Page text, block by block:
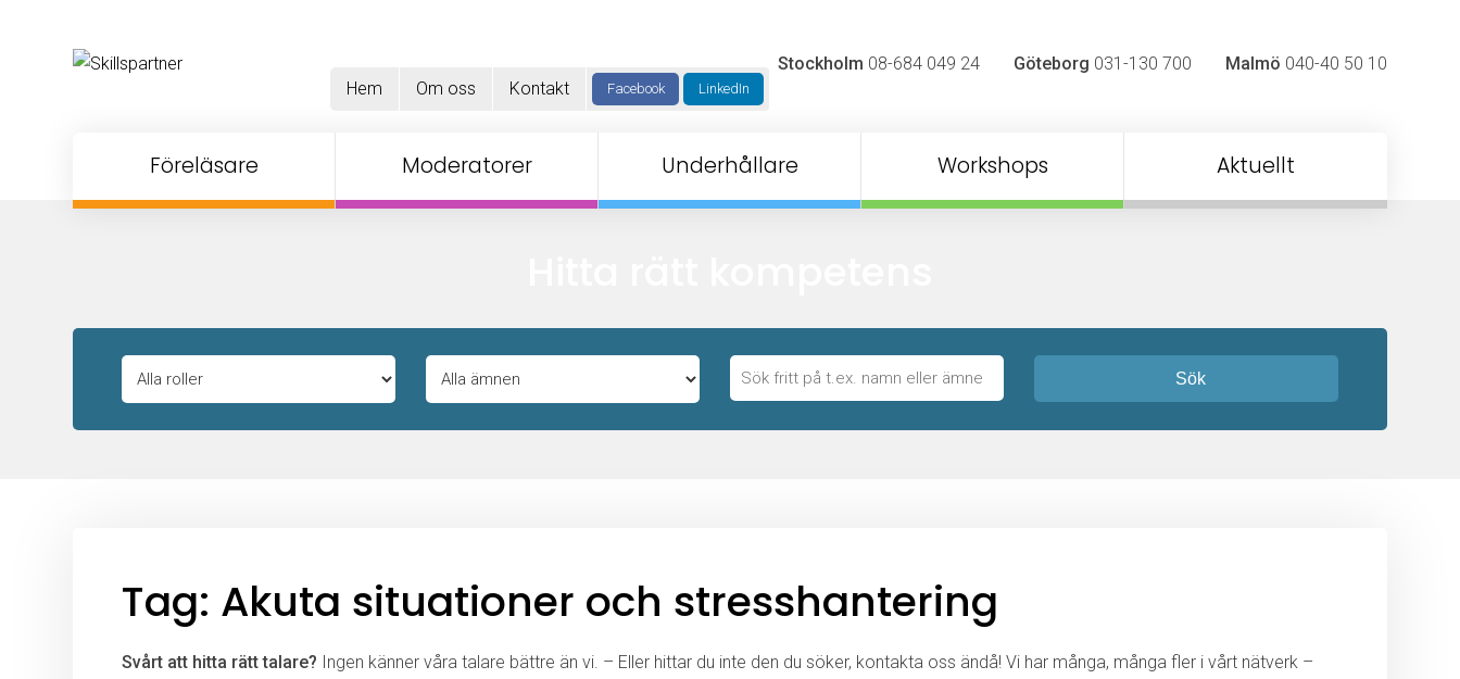
Stockholm 08-684 049 24 Göteborg 031-130 700 Malmö 040-40 50 10
Hem
Om oss Kontakt Facebook LinkedIn
Föreläsare Moderatorer Underhållare Workshops Aktuellt
Sök
Tag: Akuta situationer och stresshantering
Svårt att hitta rätt talare? Ingen känner våra talare bättre än vi. – Eller hittar du inte den du söker, kontakta oss ändå! Vi har många, många fler i vårt nätverk –